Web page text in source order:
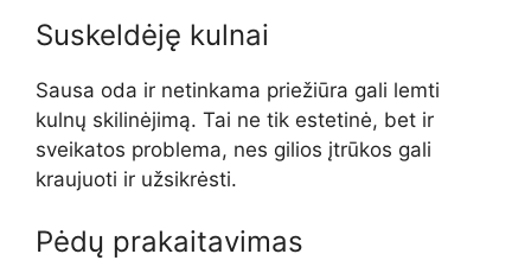
Suskeldėję kulnai
Sausa oda ir netinkama priežiūra gali lemti
kulnų skilinėjimą. Tai ne tik estetinė, bet ir
sveikatos problema, nes gilios įtrūkos gali
kraujuoti ir užsikrėsti.
Pėdų prakaitavimas